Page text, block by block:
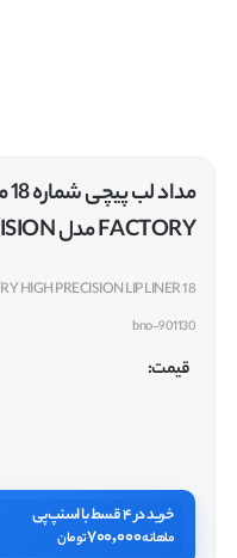
FACTORY مدل HIGH PRECISION وزن 0.35 گرم
18 MAKEUP FACTORY HIGH PRECISION LIP LINER
bno-901130
قیمت:
خرید در ۴ قسط با اسنپ‌پی
ماهانه700,000تومان